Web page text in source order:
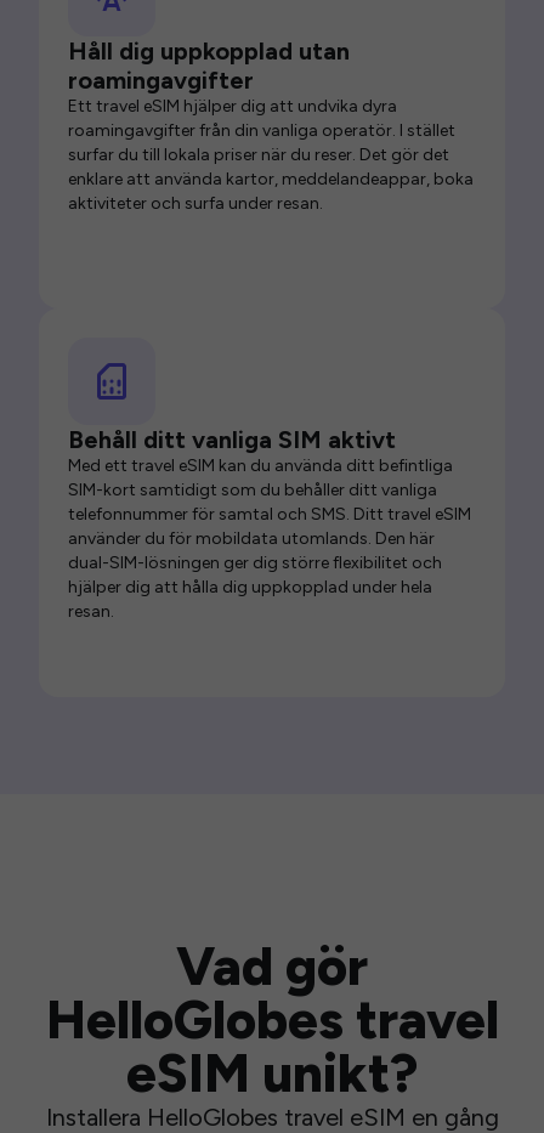
Håll dig uppkopplad utan
roamingavgifter
Ett travel eSIM hjälper dig att undvika dyra
roamingavgifter från din vanliga operatör. I stället
surfar du till lokala priser när du reser. Det gör det
enklare att använda kartor, meddelandeappar, boka
aktiviteter och surfa under resan.
Behåll ditt vanliga SIM aktivt
Med ett travel eSIM kan du använda ditt befintliga
SIM-kort samtidigt som du behåller ditt vanliga
telefonnummer för samtal och SMS. Ditt travel eSIM
använder du för mobildata utomlands. Den här
dual-SIM-lösningen ger dig större flexibilitet och
hjälper dig att hålla dig uppkopplad under hela
resan.
Vad gör
HelloGlobes travel
eSIM unikt?
Installera HelloGlobes travel eSIM en gång